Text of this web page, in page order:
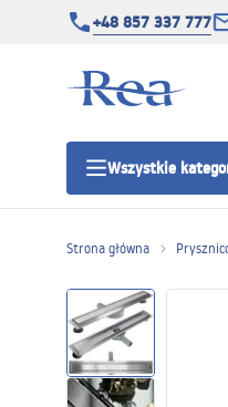
+48 857 337 777
Wszystkie
Kategorie
Kabiny
Drzwi
Strona główna